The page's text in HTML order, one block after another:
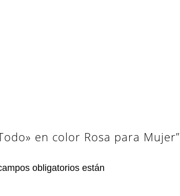
en color Rosa para Mujer”
obligatorios están